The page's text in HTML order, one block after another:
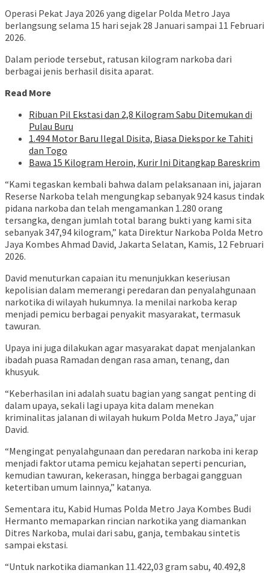
Operasi Pekat Jaya 2026 yang digelar Polda Metro Jaya
berlangsung selama 15 hari sejak 28 Januari sampai 11 Februari
2026.
Dalam periode tersebut, ratusan kilogram narkoba dari
berbagai jenis berhasil disita aparat.
Read More
Ribuan Pil Ekstasi dan 2,8 Kilogram Sabu Ditemukan di
Pulau Buru
1.494 Motor Baru Ilegal Disita, Biasa Diekspor ke Tahiti
dan Togo
Bawa 15 Kilogram Heroin, Kurir Ini Ditangkap Bareskrim
“Kami tegaskan kembali bahwa dalam pelaksanaan ini, jajaran
Reserse Narkoba telah mengungkap sebanyak 924 kasus tindak
pidana narkoba dan telah mengamankan 1.280 orang
tersangka, dengan jumlah total barang bukti yang kami sita
sebanyak 347,94 kilogram,” kata Direktur Narkoba Polda Metro
Jaya Kombes Ahmad David, Jakarta Selatan, Kamis, 12 Februari
2026.
David menuturkan capaian itu menunjukkan keseriusan
kepolisian dalam memerangi peredaran dan penyalahgunaan
narkotika di wilayah hukumnya. Ia menilai narkoba kerap
menjadi pemicu berbagai penyakit masyarakat, termasuk
tawuran.
Upaya ini juga dilakukan agar masyarakat dapat menjalankan
ibadah puasa Ramadan dengan rasa aman, tenang, dan
khusyuk.
“Keberhasilan ini adalah suatu bagian yang sangat penting di
dalam upaya, sekali lagi upaya kita dalam menekan
kriminalitas jalanan di wilayah hukum Polda Metro Jaya,” ujar
David.
“Mengingat penyalahgunaan dan peredaran narkoba ini kerap
menjadi faktor utama pemicu kejahatan seperti pencurian,
kemudian tawuran, kekerasan, hingga berbagai gangguan
ketertiban umum lainnya,” katanya.
Sementara itu, Kabid Humas Polda Metro Jaya Kombes Budi
Hermanto memaparkan rincian narkotika yang diamankan
Ditres Narkoba, mulai dari sabu, ganja, tembakau sintetis
sampai ekstasi.
“Untuk narkotika diamankan 11.422,03 gram sabu, 40.492,8